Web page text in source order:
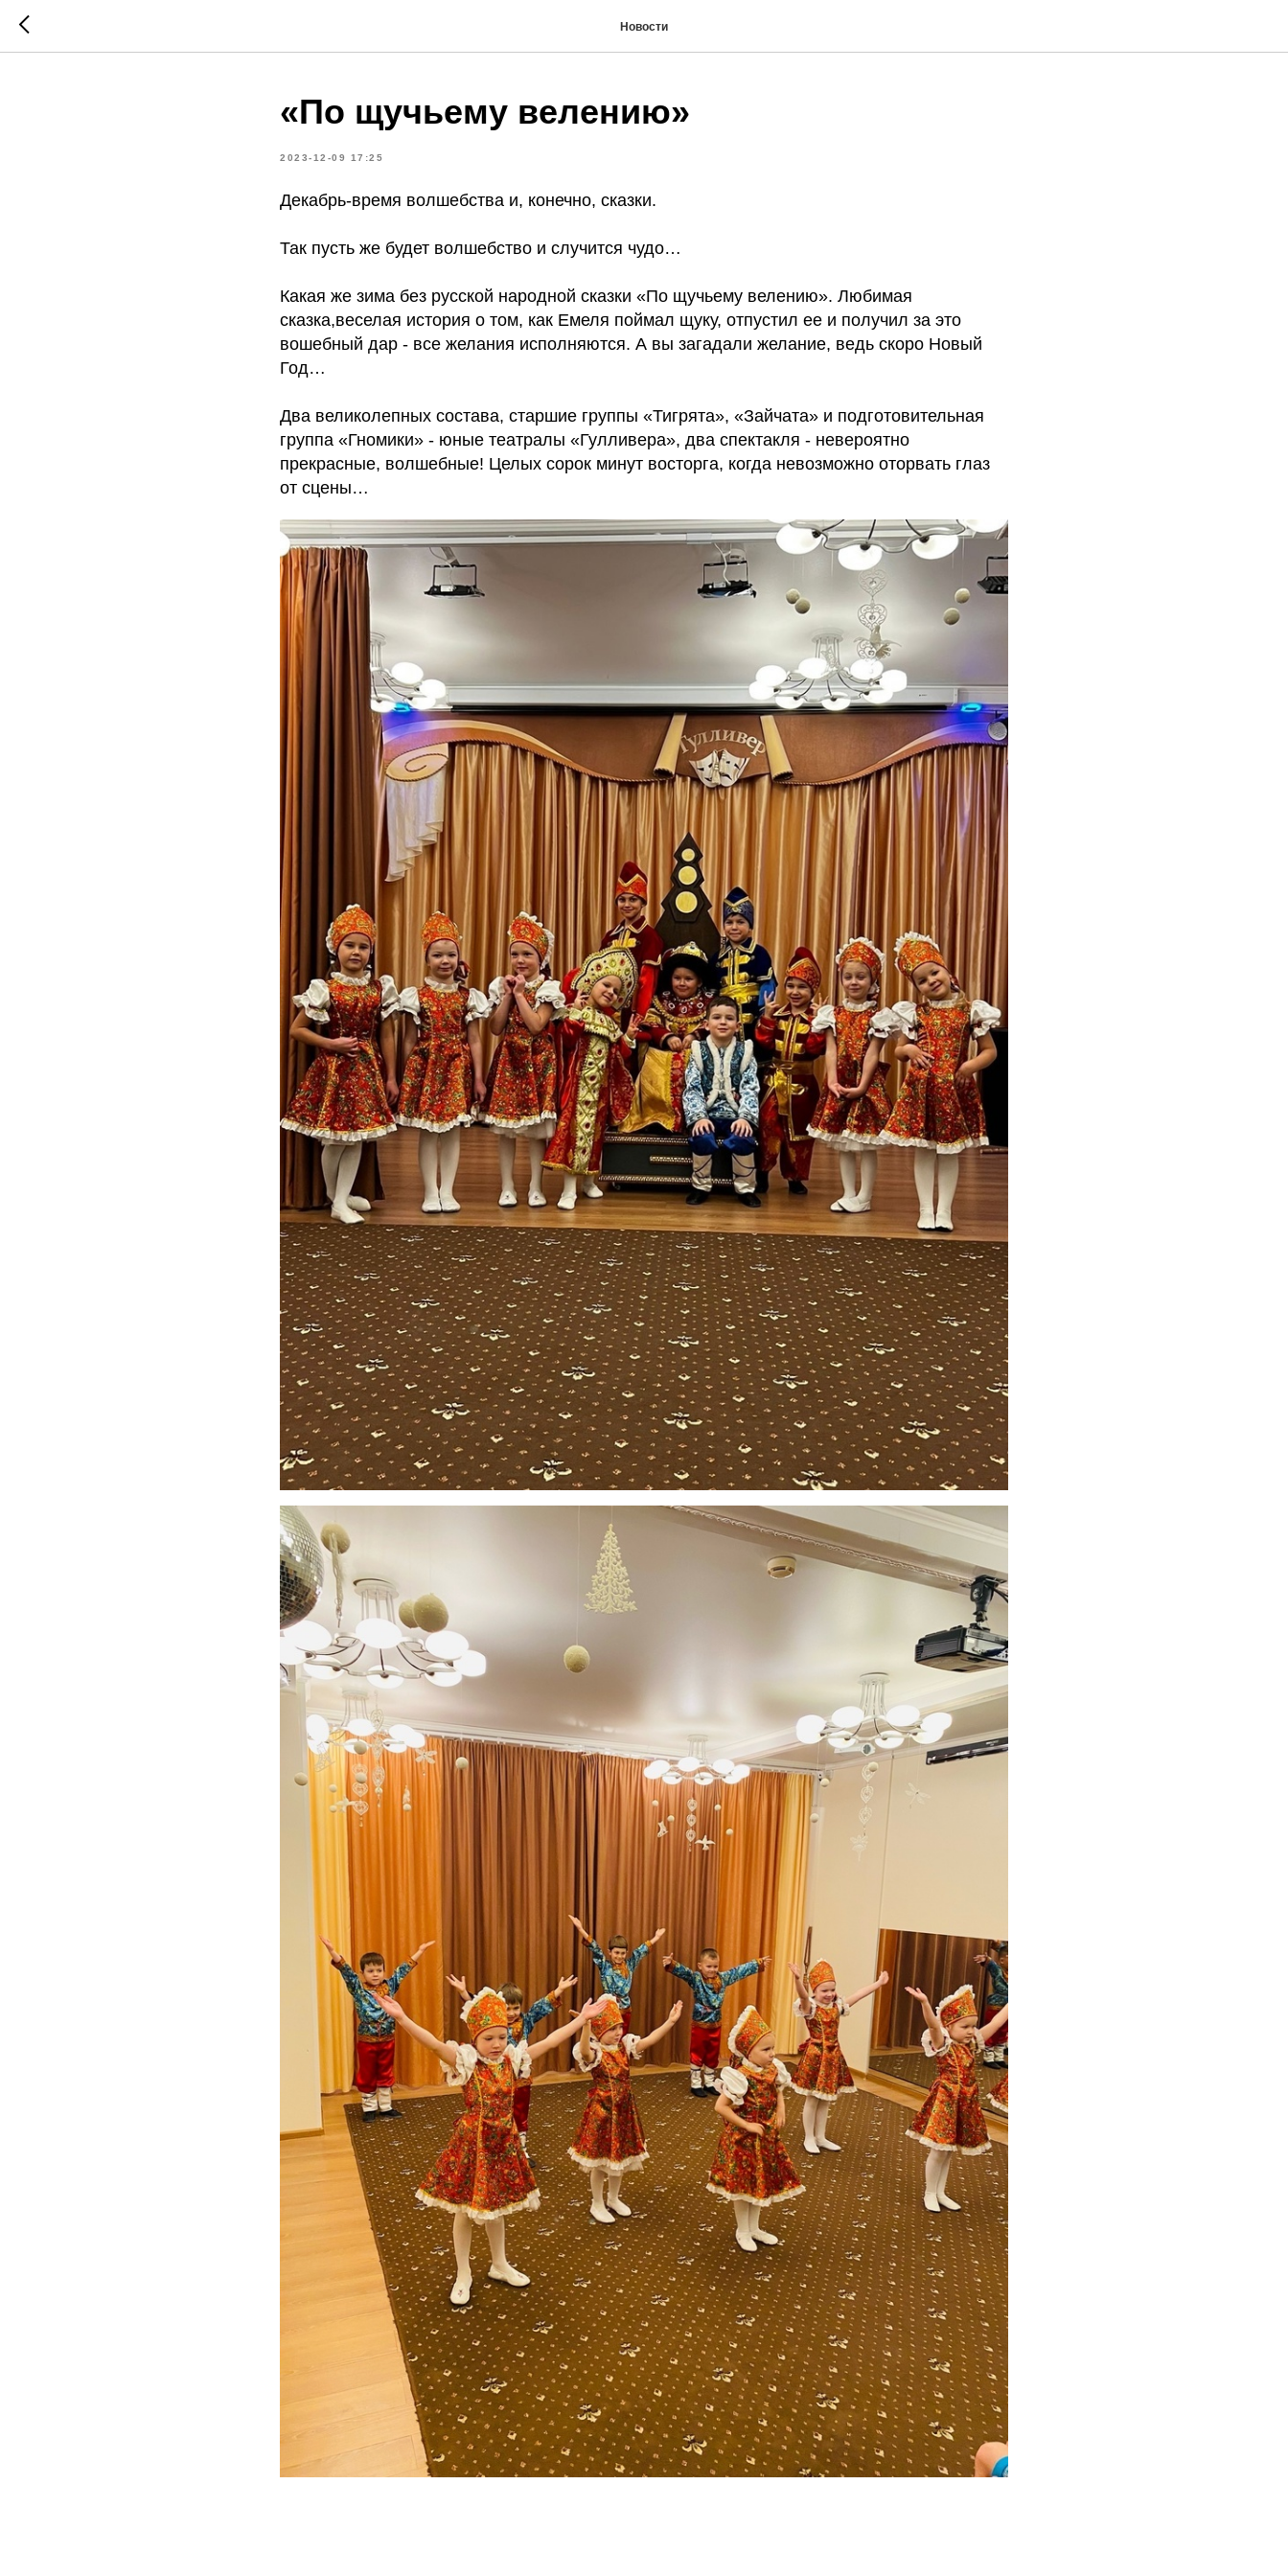
Новости
«По щучьему велению»
2023-12-09 17:25
Декабрь-время волшебства и, конечно, сказки.
Так пусть же будет волшебство и случится чудо…
Какая же зима без русской народной сказки «По щучьему велению». Любимая
сказка,веселая история о том, как Емеля поймал щуку, отпустил ее и получил за это
вошебный дар - все желания исполняются. А вы загадали желание, ведь скоро Новый
Год…
Два великолепных состава, старшие группы «Тигрята», «Зайчата» и подготовительная
группа «Гномики» - юные театралы «Гулливера», два спектакля - невероятно
прекрасные, волшебные! Целых сорок минут восторга, когда невозможно оторвать глаз
от сцены…